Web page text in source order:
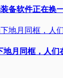
备软件正在换
地月同框，人们